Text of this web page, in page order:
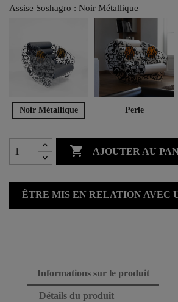
Assise Soshagro : Noir Métallique
Noir Métallique Perle
 AJOUTER AU
ÊTRE MIS EN RELATION AVEC
Informations sur le produit
Détails du produit